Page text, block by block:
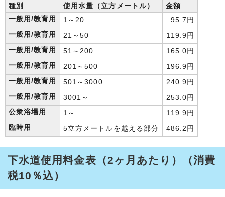
種別 使用水量（立方メートル）
金額
一般用/教育用
1～20
95.7円
一般用/教育用
21～50
119.9円
一般用/教育用
51～200
165.0円
一般用/教育用
201～500
196.9円
一般用/教育用
501～3000
240.9円
一般用/教育用
3001～
253.0円
公衆浴場用
1～
119.9円
臨時用
5立方メートルを越える部分 486.2円
下水道使用料金表（2ヶ月あたり）（消費
税10％込）